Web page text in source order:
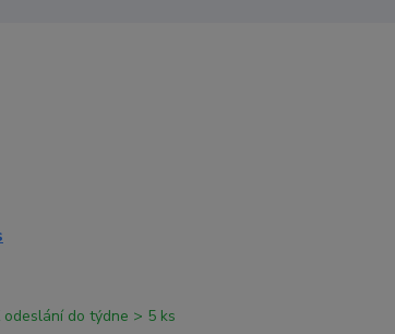
odeslání do týdne > 5 ks